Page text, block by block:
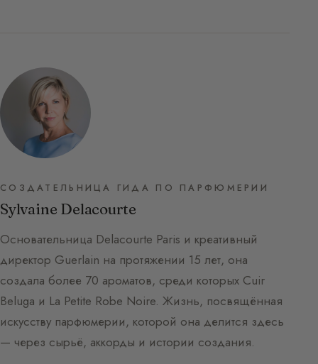
СОЗДАТЕЛЬНИЦА ГИДА ПО ПАРФЮМЕРИИ
Sylvaine Delacourte
Основательница Delacourte Paris и креативный
директор Guerlain на протяжении 15 лет, она
создала более 70 ароматов, среди которых Cuir
Beluga и La Petite Robe Noire. Жизнь, посвящённая
искусству парфюмерии, которой она делится здесь
— через сырьё, аккорды и истории создания.